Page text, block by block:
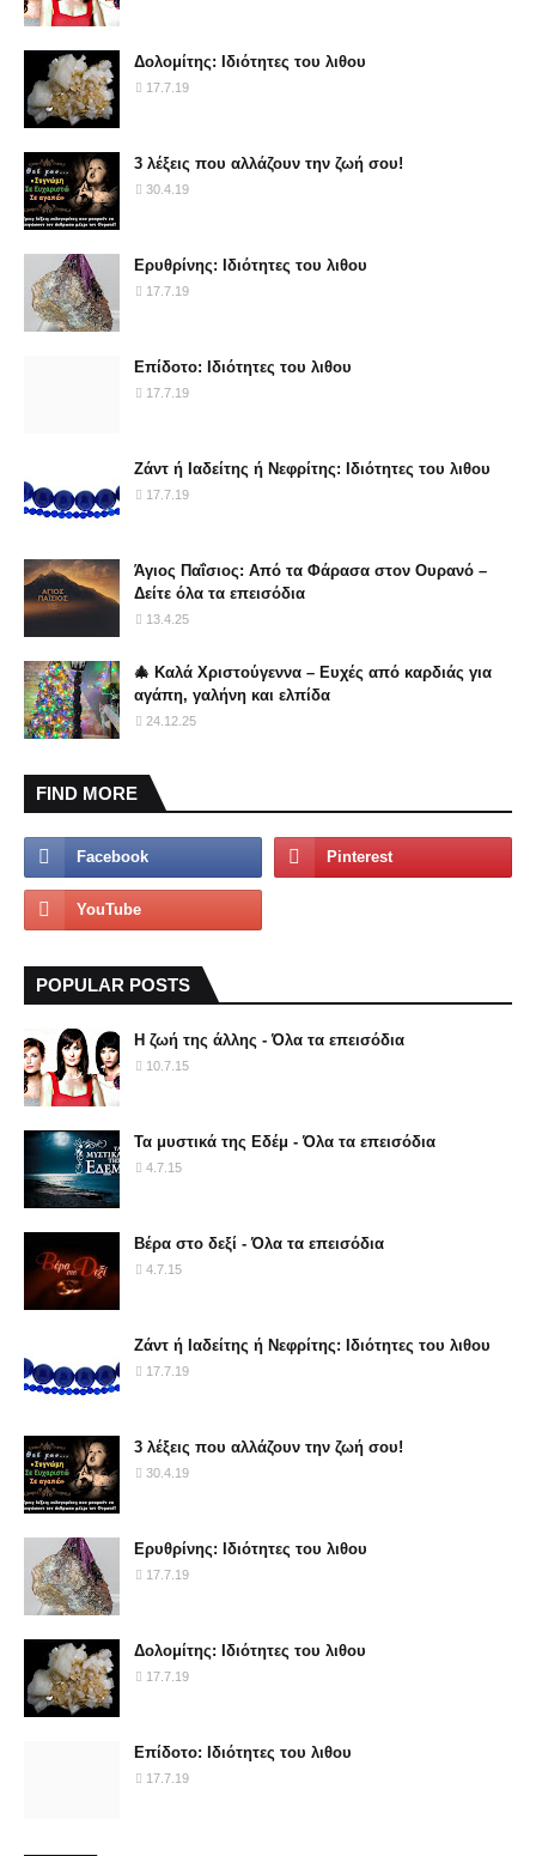
Δολομίτης: Ιδιότητες του λιθου
17.7.19
3 λέξεις που αλλάζουν την ζωή σου!
30.4.19
Ερυθρίνης: Ιδιότητες του λιθου
17.7.19
Επίδοτο: Ιδιότητες του λιθου
17.7.19
Ζάντ ή Ιαδείτης ή Νεφρίτης: Ιδιότητες του λιθου
17.7.19
Άγιος Παΐσιος: Από τα Φάρασα στον Ουρανό –
Δείτε όλα τα επεισόδια
13.4.25
🎄 Καλά Χριστούγεννα – Ευχές από καρδιάς για
αγάπη, γαλήνη και ελπίδα
24.12.25
FIND MORE
POPULAR POSTS
Η ζωή της άλλης - Όλα τα επεισόδια
10.7.15
Τα μυστικά της Εδέμ - Όλα τα επεισόδια
4.7.15
Βέρα στο δεξί - Όλα τα επεισόδια
4.7.15
Ζάντ ή Ιαδείτης ή Νεφρίτης: Ιδιότητες του λιθου
17.7.19
3 λέξεις που αλλάζουν την ζωή σου!
30.4.19
Ερυθρίνης: Ιδιότητες του λιθου
17.7.19
Δολομίτης: Ιδιότητες του λιθου
17.7.19
Επίδοτο: Ιδιότητες του λιθου
17.7.19